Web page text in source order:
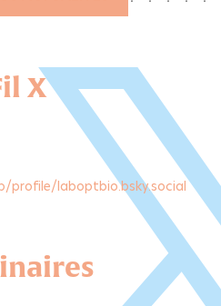
X
profile/laboptbio.bsky.social